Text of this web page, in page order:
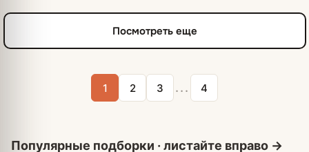
Посмотреть еще
1 2 3 ... 4